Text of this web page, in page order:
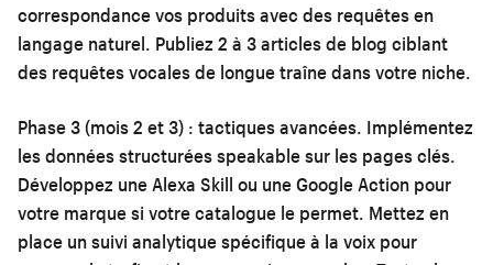
correspondance vos produits avec des requêtes en
langage naturel. Publiez 2 à 3 articles de blog ciblant
des requêtes vocales de longue traîne dans votre niche.
Phase 3 (mois 2 et 3) : tactiques avancées. Implémentez
les données structurées speakable sur les pages clés.
Développez une Alexa Skill ou une Google Action pour
votre marque si votre catalogue le permet. Mettez en
place un suivi analytique spécifique à la voix pour